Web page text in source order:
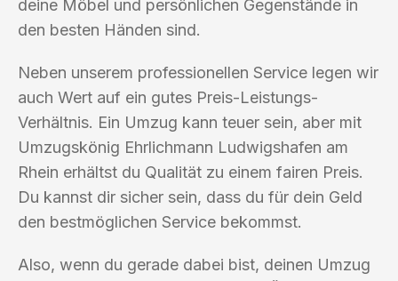
deine Möbel und persönlichen Gegenstände in
den besten Händen sind.
Neben unserem professionellen Service legen wir
auch Wert auf ein gutes Preis-Leistungs-
Verhältnis. Ein Umzug kann teuer sein, aber mit
Umzugskönig Ehrlichmann Ludwigshafen am
Rhein erhältst du Qualität zu einem fairen Preis.
Du kannst dir sicher sein, dass du für dein Geld
den bestmöglichen Service bekommst.
Also, wenn du gerade dabei bist, deinen Umzug